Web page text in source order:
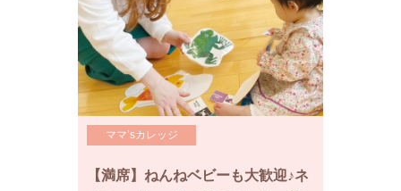
ママ’sカレッジ
【満席】ねんねベビーも大歓迎♪ネ